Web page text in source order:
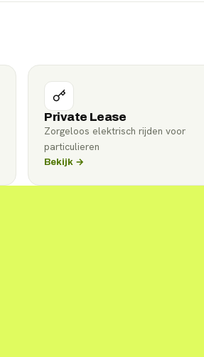
Private Lease
Zorgeloos elektrisch rijden voor
particulieren
Bekijk →